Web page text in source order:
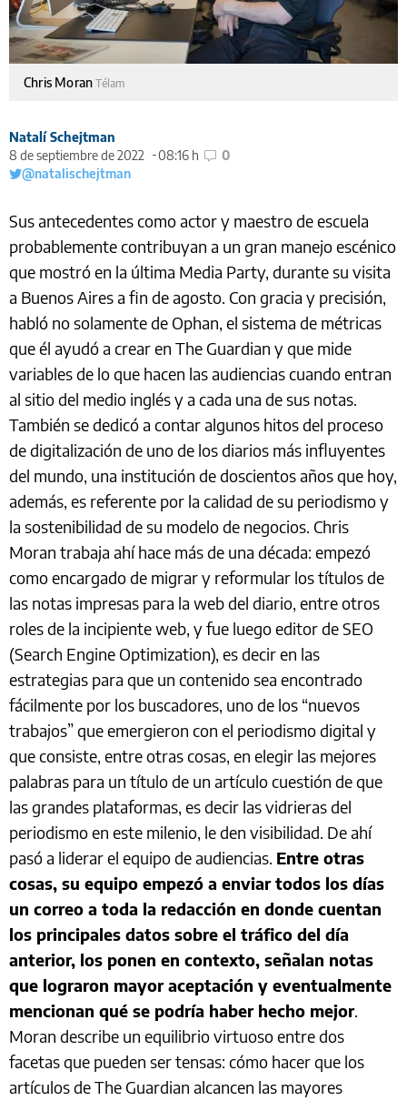
Chris MoranTélam
Natalí Schejtman
8 de septiembre de 2022
08:16 h
0
@natalischejtman
Sus antecedentes como actor y maestro de escuela
probablemente contribuyan a un gran manejo escénico
que mostró en la última Media Party, durante su visita
a Buenos Aires a fin de agosto. Con gracia y precisión,
habló no solamente de Ophan, el sistema de métricas
que él ayudó a crear en The Guardian y que mide
variables de lo que hacen las audiencias cuando entran
al sitio del medio inglés y a cada una de sus notas.
También se dedicó a contar algunos hitos del proceso
de digitalización de uno de los diarios más influyentes
del mundo, una institución de doscientos años que hoy,
además, es referente por la calidad de su periodismo y
la sostenibilidad de su modelo de negocios. Chris
Moran trabaja ahí hace más de una década: empezó
como encargado de migrar y reformular los títulos de
las notas impresas para la web del diario, entre otros
roles de la incipiente web, y fue luego editor de SEO
(Search Engine Optimization), es decir en las
estrategias para que un contenido sea encontrado
fácilmente por los buscadores, uno de los “nuevos
trabajos” que emergieron con el periodismo digital y
que consiste, entre otras cosas, en elegir las mejores
palabras para un título de un artículo cuestión de que
las grandes plataformas, es decir las vidrieras del
periodismo en este milenio, le den visibilidad. De ahí
pasó a liderar el equipo de audiencias. Entre otras
cosas, su equipo empezó a enviar todos los días
un correo a toda la redacción en donde cuentan
los principales datos sobre el tráfico del día
anterior, los ponen en contexto, señalan notas
que lograron mayor aceptación y eventualmente
mencionan qué se podría haber hecho mejor.
Moran describe un equilibrio virtuoso entre dos
facetas que pueden ser tensas: cómo hacer que los
artículos de The Guardian alcancen las mayores